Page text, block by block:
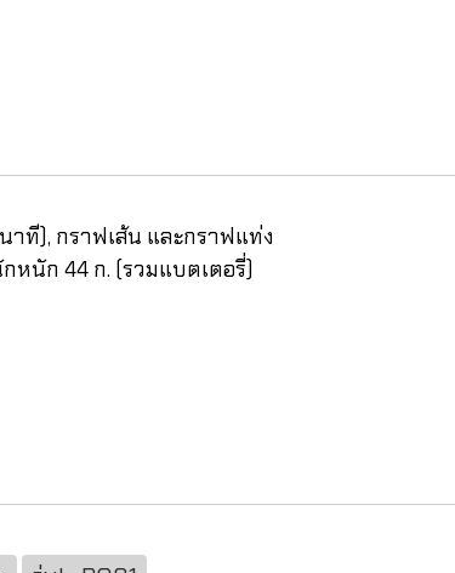
าที), กราฟเส้น และกราฟแท่ง
หนัก 44 ก. (รวมแบตเตอรี่)